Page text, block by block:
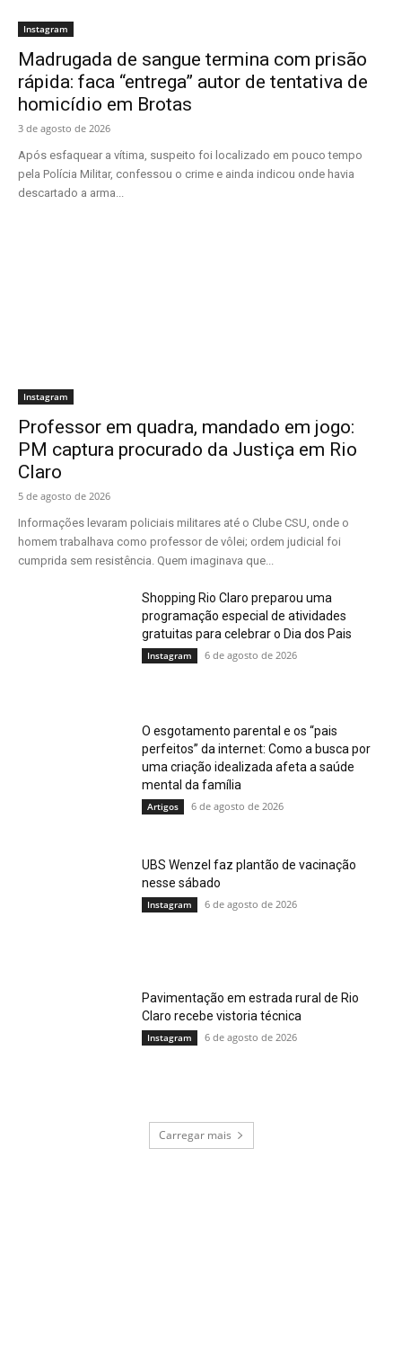
Instagram
Madrugada de sangue termina com prisão
rápida: faca “entrega” autor de tentativa de
homicídio em Brotas
3 de agosto de 2026
Após esfaquear a vítima, suspeito foi localizado em pouco tempo
pela Polícia Militar, confessou o crime e ainda indicou onde havia
descartado a arma...
Instagram
Professor em quadra, mandado em jogo:
PM captura procurado da Justiça em Rio
Claro
5 de agosto de 2026
Informações levaram policiais militares até o Clube CSU, onde o
homem trabalhava como professor de vôlei; ordem judicial foi
cumprida sem resistência. Quem imaginava que...
Shopping Rio Claro preparou uma
programação especial de atividades
gratuitas para celebrar o Dia dos Pais
Instagram 6 de agosto de 2026
O esgotamento parental e os “pais
perfeitos” da internet: Como a busca por
uma criação idealizada afeta a saúde
mental da família
Artigos 6 de agosto de 2026
UBS Wenzel faz plantão de vacinação
nesse sábado
Instagram 6 de agosto de 2026
Pavimentação em estrada rural de Rio
Claro recebe vistoria técnica
Instagram 6 de agosto de 2026
Carregar mais